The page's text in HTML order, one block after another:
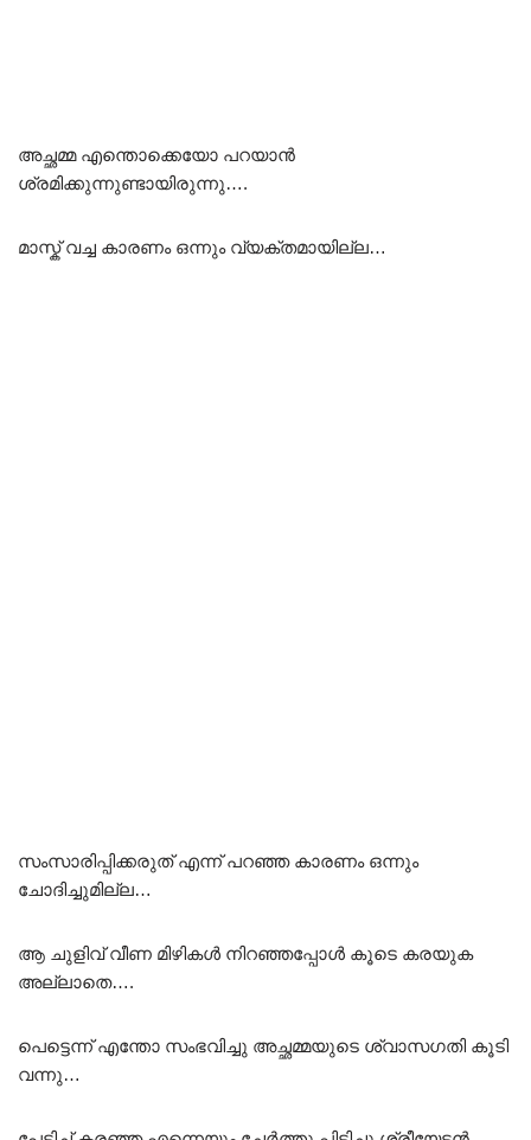
അച്ഛമ്മ എന്തൊക്കെയോ പറയാൻ
ശ്രമിക്കുന്നുണ്ടായിരുന്നു….
മാസ്ക് വച്ച കാരണം ഒന്നും വ്യക്തമായില്ല…
സംസാരിപ്പിക്കരുത് എന്ന് പറഞ്ഞ കാരണം ഒന്നും
ചോദിച്ചുമില്ല…
ആ ചുളിവ് വീണ മിഴികൾ നിറഞ്ഞപ്പോൾ കൂടെ കരയുക
അല്ലാതെ….
പെട്ടെന്ന് എന്തോ സംഭവിച്ചു അച്ഛമ്മയുടെ ശ്വാസഗതി കൂടി
വന്നു…